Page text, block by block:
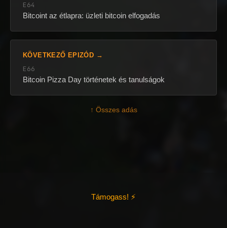
E64
Bitcoint az étlapra: üzleti bitcoin elfogadás
KÖVETKEZŐ EPIZÓD →
E66
Bitcoin Pizza Day történetek és tanulságok
↑ Összes adás
Támogass! ⚡